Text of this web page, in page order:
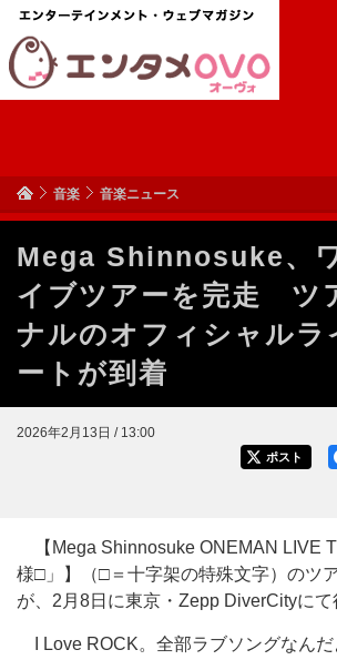
音楽 音楽ニュース
Mega Shinnosuke、
イブツアーを完走 ツ
ナルのオフィシャルラ
ートが到着
2026年2月13日 / 13:00
ポスト
【Mega Shinnosuke ONEMAN LIVE
様□」】（□＝十字架の特殊文字）のツ
が、2月8日に東京・Zepp DiverCityにて
I Love ROCK。全部ラブソングなん